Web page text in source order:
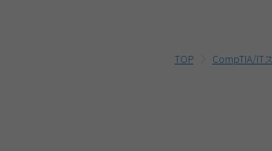
・受講料金は
TOP CompTIA/IT